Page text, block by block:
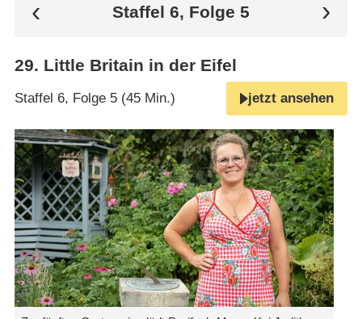
Staffel 6, Folge 5
29. Little Britain in der Eifel
Staffel 6, Folge 5 (45 Min.) jetzt ansehen